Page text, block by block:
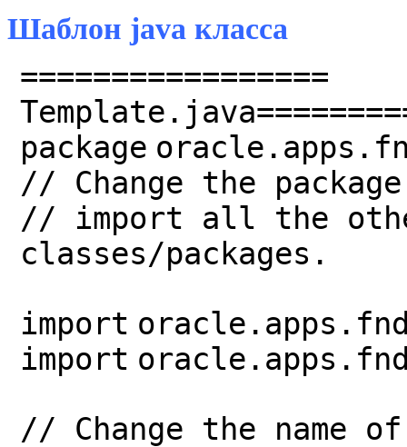
Шаблон java класса
=================
package
// Change the
// import all the
classes/packages.
import
import
// Change the name